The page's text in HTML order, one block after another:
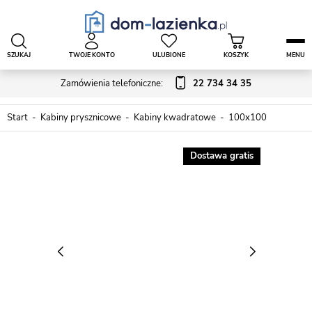
Zamówienia telefoniczne: 22 734 34 35
SZUKAJ TWOJE KONTO ULUBIONE KOSZYK MENU
Start Kabiny prysznicowe Kabiny kwadratowe 100x100
Dostawa gratis